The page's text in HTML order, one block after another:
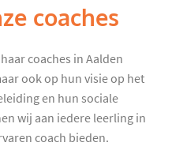
coaches
coaches in Aalden
ook op hun visie op het
en hun sociale
wij aan iedere leerling in
coach bieden.